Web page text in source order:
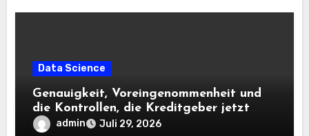
Data Science
Genauigkeit, Voreingenommenheit und
die Kontrollen, die Kreditgeber jetzt
benötigen |
admin Juli 29, 2026